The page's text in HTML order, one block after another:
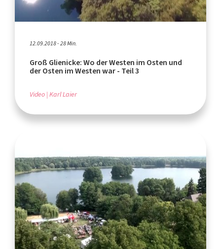
12.09.2018 - 28 Min.
Groß Glienicke: Wo der Westen im Osten und
der Osten im Westen war - Teil 3
Video Karl Laier